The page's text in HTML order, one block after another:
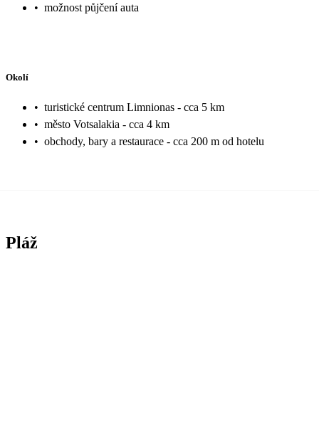
• možnost půjčení auta
Okolí
• turistické centrum Limnionas - cca 5 km
• město Votsalakia - cca 4 km
• obchody, bary a restaurace - cca 200 m od hotelu
Pláž